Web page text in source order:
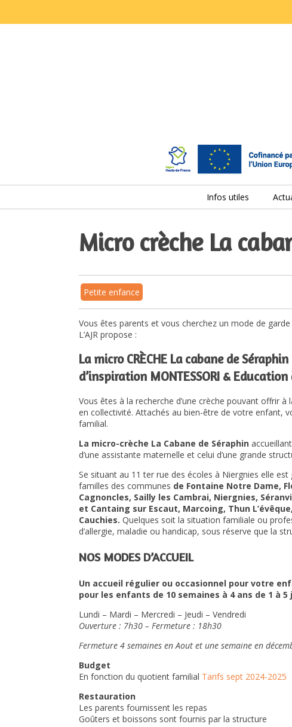
Infos utiles
Micro crèche La
Petite enfance
Vous êtes parents et vous cherchez un mode de garde
L’AJR propose :
La micro CRÈCHE La cabane de Séraphin
d’inspiration MONTESSORI &
Vous êtes à la recherche d’une crèche pouvant offrir
en collectivité. Attachés au bien-être de votre enfant,
familial.
La micro-crèche La Cabane de Séraphin
d’une assistante maternelle et celui d’une grande
Se situant au 11 ter rue des écoles à Niergnies elle
familles des communes de Fontaine Notre Dame,
Cagnoncles, Sailly les Cambrai, Niergnies,
et Cantaing sur Escaut, Marcoing, Thun
Cauchies. Quelques soit la situation familiale ou
d’allergie, maladie ou handicap, sous réserve que la
NOS MODES D’ACCUEIL
Un accueil régulier ou occasionnel pour votre
pour les enfants de 10 semaines à 4 ans de 1 à
Lundi – Mardi – Mercredi – Jeudi – Vendredi
Ouverture : 7h30 – Fermeture : 18h30
Fermeture 4 semaines en Aout et une semaine en
Budget
En fonction du quotient familial Tarifs sept 2024-2025
Restauration
Les parents fournissent les repas
Goûters et boissons sont fournis par la structure